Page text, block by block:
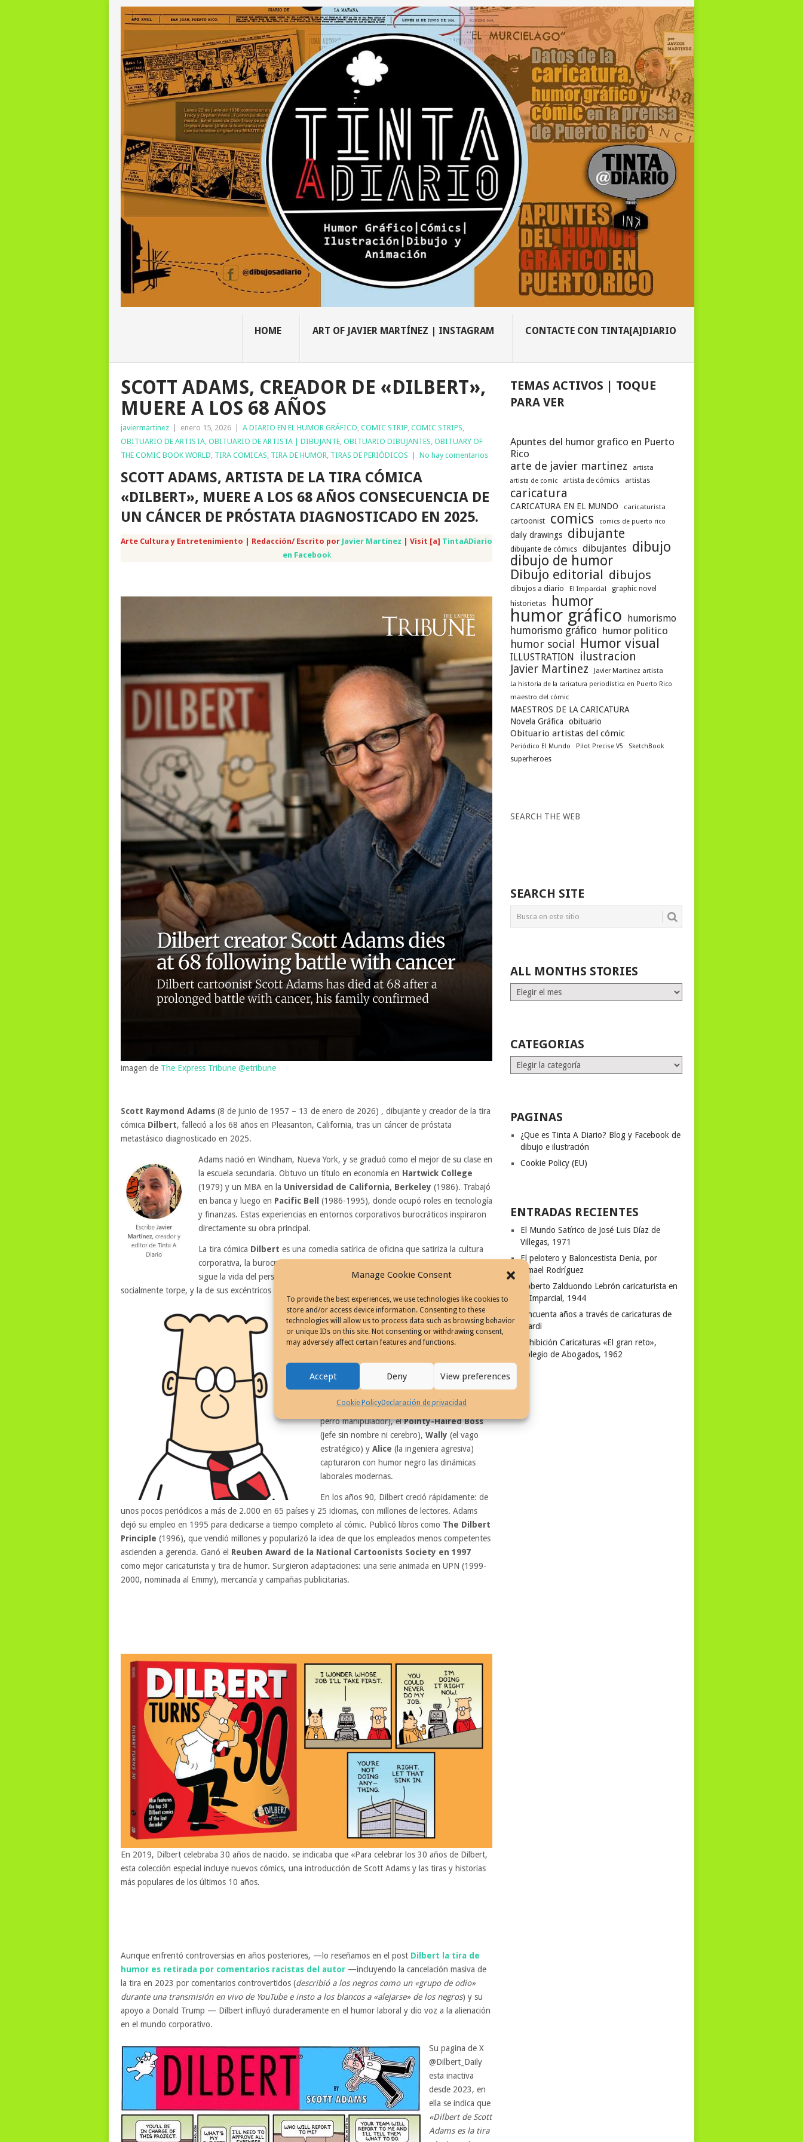
Manage Cookie Consent
To provide the best experiences, we use technologies like cookies to
store and/or access device information. Consenting to these
technologies will allow us to process data such as browsing behavior
or unique IDs on this site. Not consenting or withdrawing consent,
may adversely affect certain features and functions.
Accept Deny View preferences
Cookie PolicyDeclaración de privacidad
HOME ART OF JAVIER MARTÍNEZ | INSTAGRAM CONTACTE CON TINTA[A]DIARIO
SCOTT ADAMS, CREADOR DE «DILBERT»,
MUERE A LOS 68 AÑOS
javiermartinez | enero 15, 2026 | A DIARIO EN EL HUMOR GRÁFICO COMIC STRIP COMIC STRIPS
OBITUARIO DE ARTISTA OBITUARIO DE ARTISTA | DIBUJANTE OBITUARIO DIBUJANTES OBITUARY OF
THE COMIC BOOK WORLD TIRA COMICAS TIRA DE HUMOR TIRAS DE PERIÓDICOS | No hay comentarios
SCOTT ADAMS, ARTISTA DE LA TIRA CÓMICA
«DILBERT», MUERE A LOS 68 AÑOS CONSECUENCIA DE
UN CÁNCER DE PRÓSTATA DIAGNOSTICADO EN 2025.
Arte Cultura y Entretenimiento | Redacción/ Escrito por Javier Martínez | Visit [a] TintaADiario
en Facebook
imagen de The Express Tribune @etribune
Scott Raymond Adams (8 de junio de 1957 – 13 de enero de 2026) , dibujante y creador de la tira
cómica Dilbert, falleció a los 68 años en Pleasanton, California, tras un cáncer de próstata
metastásico diagnosticado en 2025.
Adams nació en Windham, Nueva York, y se graduó como el mejor de su clase en
la escuela secundaria. Obtuvo un título en economía en Hartwick College
(1979) y un MBA en la Universidad de California, Berkeley (1986). Trabajó
en banca y luego en Pacific Bell (1986-1995), donde ocupó roles en tecnología
y finanzas. Estas experiencias en entornos corporativos burocráticos inspiraron
directamente su obra principal.
La tira cómica Dilbert es una comedia satírica de oficina que satiriza la cultura
corporativa, la burocracia y los absurdos de la vida laboral de oficina. La tira,
sigue la vida del personaje principal, Dilbert, un ingeniero inteligente pero
socialmente torpe, y la de sus excéntricos compañeros de trabajo y su malévolo perro,
Adams debutóDilbertel 16 de abril de 1989,
distribuida porUnited Media. La tira, de tres
viñetas, satirizaba, como he indicado, la vida
incompetentes, reuniones absurdas y la
frustración del ingeniero titular, Dilbert, un
Personajes recurrentes comoDogbert(su
perro manipulador), elPointy-Haired Boss
(jefe sin nombre ni cerebro), Wally (el vago
estratégico) y Alice (la ingeniera agresiva)
capturaron con humor negro las dinámicas
laborales modernas.
En los años 90, Dilbert creció rápidamente: de
unos pocos periódicos a más de 2.000 en 65 países y 25 idiomas, con millones de lectores. Adams
dejó su empleo en 1995 para dedicarse a tiempo completo al cómic. Publicó libros como The Dilbert
Principle (1996), que vendió millones y popularizó la idea de que los empleados menos competentes
ascienden a gerencia. Ganó el Reuben Award de la National Cartoonists Society en 1997
como mejor caricaturista y tira de humor. Surgieron adaptaciones: una serie animada en UPN (1999-
2000, nominada al Emmy), mercancía y campañas publicitarias.
En 2019, Dilbert celebraba 30 años de nacido. se indicaba que «Para celebrar los 30 años de Dilbert,
esta colección especial incluye nuevos cómics, una introducción de Scott Adams y las tiras y historias
más populares de los últimos 10 años.
Aunque enfrentó controversias en años posteriores, —lo reseñamos en el post Dilbert la tira de
humor es retirada por comentarios racistas del autor —incluyendo la cancelación masiva de
la tira en 2023 por comentarios controvertidos (describió a los negros como un «grupo de odio»
durante una transmisión en vivo de YouTube e insto a los blancos a «alejarse» de los negros) y su
apoyo a Donald Trump — Dilbert influyó duraderamente en el humor laboral y dio voz a la alienación
en el mundo corporativo.
Su pagina de X
@Dilbert_Daily
esta inactiva
desde 2023, en
ella se indica que
«Dilbert de Scott
Adams es la tira
TEMAS ACTIVOS | TOQUE
PARA VER
Apuntes del humor grafico en Puerto
Rico
arte de javier martinez
artista
artista de comic
artista de cómics artistas
caricatura
CARICATURA EN EL MUNDO caricaturista
cartoonist comics comics de puerto rico
daily drawings dibujante
dibujante de cómics dibujantes dibujo
dibujo de humor
Dibujo editorial dibujos
dibujos a diario El Imparcial graphic novel
historietas humor
humor gráfico humorismo
humorismo gráfico humor politico
humor social Humor visual
ILLUSTRATION
ilustracion
Javier Martinez
Javier Martinez artista
La historia de la caricatura periodística en Puerto Rico
maestro del cómic
MAESTROS DE LA CARICATURA
Novela Gráfica
obituario
Obituario artistas del cómic
Periódico El Mundo Pilot Precise V5 SketchBook
superheroes
SEARCH THE WEB
SEARCH SITE
ALL MONTHS STORIES
ALL
MONTHS
CATEGORIAS
Categorias
PAGINAS
¿Que es Tinta A Diario? Blog y Facebook de
dibujo e ilustración
Cookie Policy (EU)
ENTRADAS RECIENTES
El Mundo Satírico de José Luis Díaz de
Villegas, 1971
El pelotero y Baloncestista Denia, por
Ismael Rodríguez
Roberto Zalduondo Lebrón caricaturista en
El Imparcial, 1944
Cincuenta años a través de caricaturas de
Filardi
Exhibición Caricaturas «El gran reto»,
Colegio de Abogados, 1962